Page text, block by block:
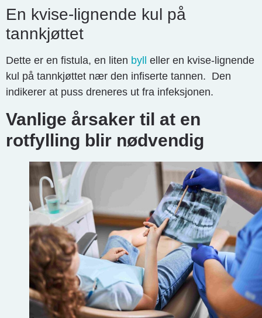
En kvise-lignende kul på
tannkjøttet
Dette er en fistula, en liten byll
eller en kvise-lignende
kul på tannkjøttet nær den infiserte tannen. Den
indikerer at puss dreneres ut fra infeksjonen.
Vanlige årsaker til at en
rotfylling blir nødvendig